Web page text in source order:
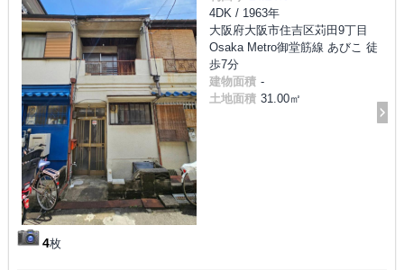
4枚
4DK / 1963年
大阪府大阪市住吉区苅田9丁目
Osaka Metro御堂筋線 あびこ 徒
歩7分
建物面積 -
土地面積 31.00㎡